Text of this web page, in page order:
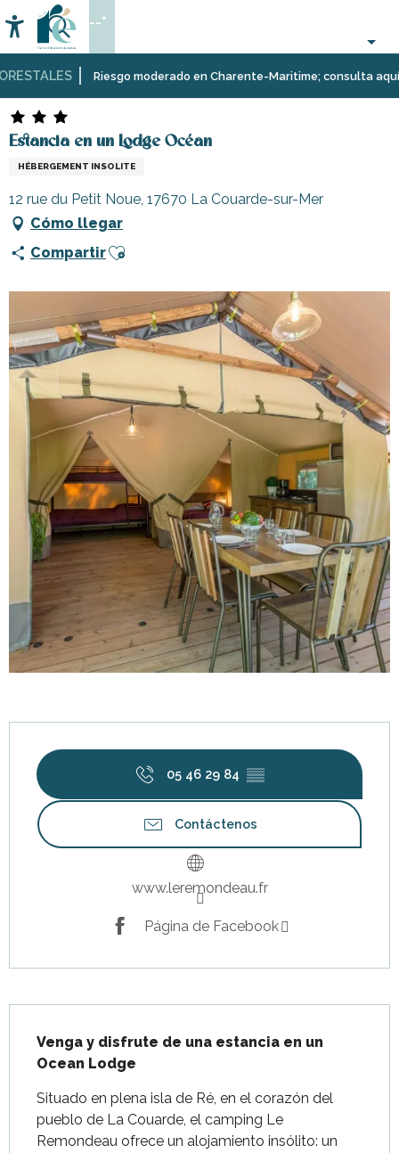
au
contenu
principal
Riesgo moderado en Charente-Maritime; consulta aquí
Accessibilité
Buscar
--°
Página Web Estancia en un Lodge Océan
Estancia en un Lodge Océan
HÉBERGEMENT INSOLITE
12 rue du Petit Noue, 17670 La Couarde-sur-Mer
Cómo llegar
CompartirAjouter aux favoris
05 46 29 84 ▒▒
Contáctenos
www.leremondeau.fr
Página de Facebook
Venga y disfrute de una estancia en un
Ocean Lodge
Situado en plena isla de Ré, en el corazón del
pueblo de La Couarde, el camping Le
Remondeau ofrece un alojamiento insólito: un